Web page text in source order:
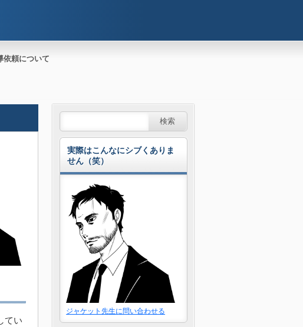
依頼について
てい
実際はこんなにシブくありま
せん（笑）
ジャケット先生に問い合わせる